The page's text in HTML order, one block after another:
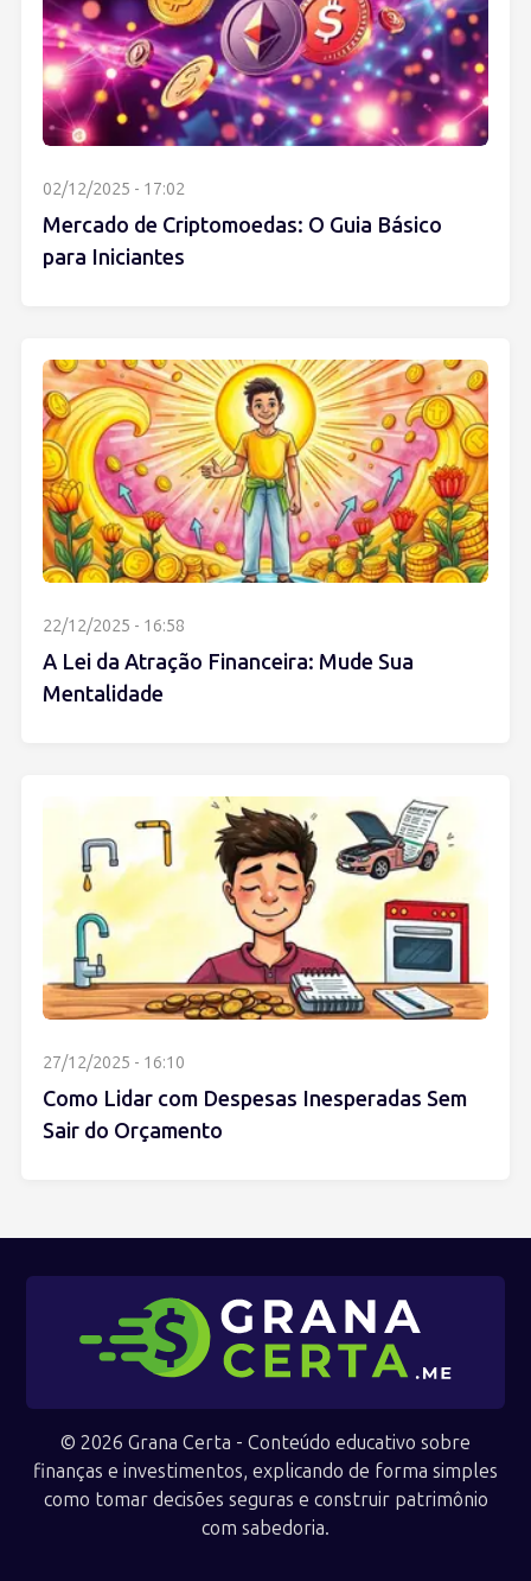
02/12/2025 - 17:02
Mercado de Criptomoedas: O Guia Básico
para Iniciantes
22/12/2025 - 16:58
A Lei da Atração Financeira: Mude Sua
Mentalidade
27/12/2025 - 16:10
Como Lidar com Despesas Inesperadas Sem
Sair do Orçamento
© 2026 Grana Certa - Conteúdo educativo sobre
finanças e investimentos, explicando de forma simples
como tomar decisões seguras e construir patrimônio
com sabedoria.